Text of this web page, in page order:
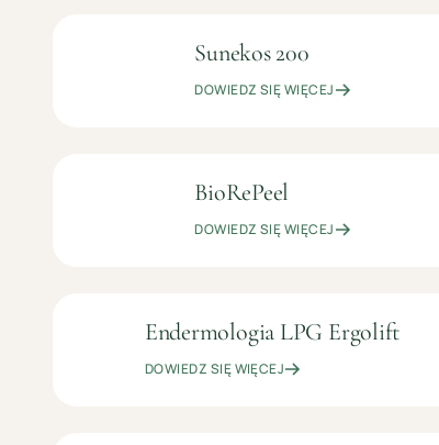
OD
ZŁ
Sunekos 200
DOWIEDZ SIĘ WIĘCEJ
OD
ZŁ
BioRePeel
DOWIEDZ SIĘ WIĘCEJ
OD
ZŁ
KOSMETOLOGIA
PIELĘGNACYJNA
Endermologia LPG Ergolift
DOWIEDZ SIĘ WIĘCEJ